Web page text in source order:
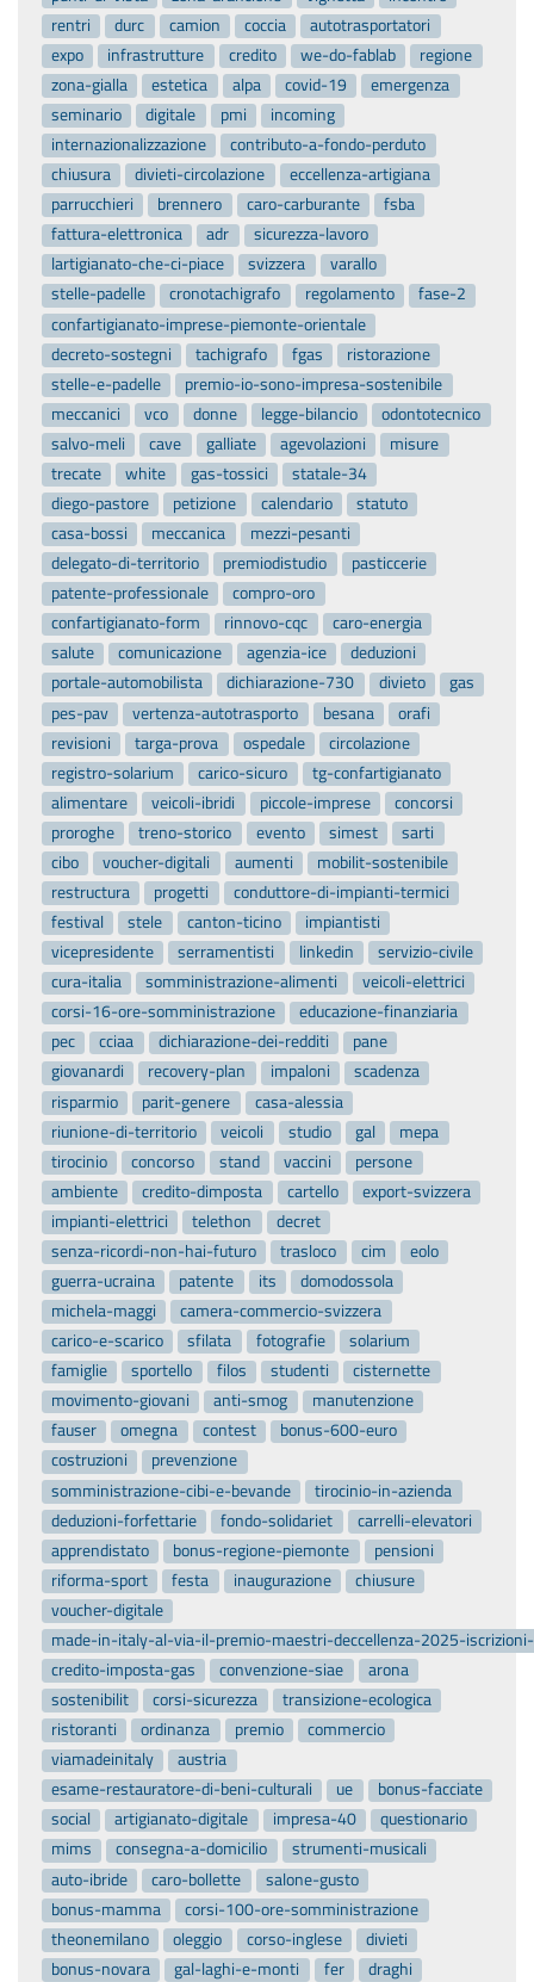
rentri
durc camion coccia
autotrasportatori
expo
infrastrutture credito we-do-fablab
regione
zona-gialla
estetica alpa covid-19
emergenza
seminario
digitale pmi
incoming
internazionalizzazione
contributo-a-fondo-perduto
chiusura
divieti-circolazione
eccellenza-artigiana
parrucchieri
brennero caro-carburante
fsba
fattura-elettronica
adr
sicurezza-lavoro
lartigianato-che-ci-piace
svizzera
varallo
stelle-padelle
cronotachigrafo regolamento
fase-2
confartigianato-imprese-piemonte-orientale
decreto-sostegni
tachigrafo fgas
ristorazione
stelle-e-padelle
premio-io-sono-impresa-sostenibile
meccanici
vco donne legge-bilancio
odontotecnico
salvo-meli
cave galliate agevolazioni
misure
trecate
white gas-tossici
statale-34
diego-pastore
petizione calendario
statuto
casa-bossi
meccanica
mezzi-pesanti
delegato-di-territorio
premiodistudio
pasticcerie
patente-professionale
compro-oro
confartigianato-form
rinnovo-cqc
caro-energia
salute
comunicazione agenzia-ice
deduzioni
portale-automobilista
dichiarazione-730 divieto
gas
pes-pav
vertenza-autotrasporto besana
orafi
revisioni
targa-prova ospedale
circolazione
registro-solarium
carico-sicuro
tg-confartigianato
alimentare
veicoli-ibridi piccole-imprese
concorsi
proroghe
treno-storico evento simest
sarti
cibo
voucher-digitali aumenti
mobilit-sostenibile
restructura
progetti
conduttore-di-impianti-termici
festival
stele canton-ticino
impiantisti
vicepresidente
serramentisti linkedin
servizio-civile
cura-italia
somministrazione-alimenti
veicoli-elettrici
corsi-16-ore-somministrazione
educazione-finanziaria
pec
cciaa dichiarazione-dei-redditi
pane
giovanardi
recovery-plan impaloni
scadenza
risparmio
parit-genere
casa-alessia
riunione-di-territorio
veicoli studio gal
mepa
tirocinio
concorso stand vaccini
persone
ambiente
credito-dimposta cartello
export-svizzera
impianti-elettrici
telethon
decret
senza-ricordi-non-hai-futuro
trasloco cim
eolo
guerra-ucraina
patente its
domodossola
michela-maggi
camera-commercio-svizzera
carico-e-scarico
sfilata fotografie
solarium
famiglie
sportello filos studenti
cisternette
movimento-giovani
anti-smog
manutenzione
fauser
omegna contest
bonus-600-euro
costruzioni
prevenzione
somministrazione-cibi-e-bevande
tirocinio-in-azienda
deduzioni-forfettarie
fondo-solidariet
carrelli-elevatori
apprendistato
bonus-regione-piemonte
pensioni
riforma-sport
festa inaugurazione
chiusure
voucher-digitale
made-in-italy-al-via-il-premio-maestri-deccellenza-2025-
credito-imposta-gas
convenzione-siae
arona
sostenibilit
corsi-sicurezza
transizione-ecologica
ristoranti
ordinanza premio
commercio
viamadeinitaly
austria
esame-restauratore-di-beni-culturali
ue
bonus-facciate
social
artigianato-digitale impresa-40
questionario
mims
consegna-a-domicilio
strumenti-musicali
auto-ibride
caro-bollette
salone-gusto
bonus-mamma
corsi-100-ore-somministrazione
theonemilano
oleggio corso-inglese
divieti
bonus-novara
gal-laghi-e-monti fer
draghi